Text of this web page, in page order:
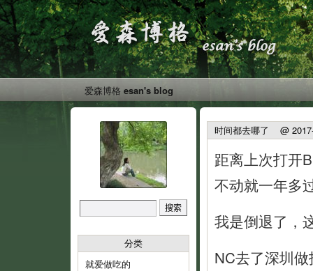
爱森博格 esan's blog
分类
就爱做吃的
时间都去哪了 @
距离上次打开
不动就一年多
我是倒退了，
NC去了深圳